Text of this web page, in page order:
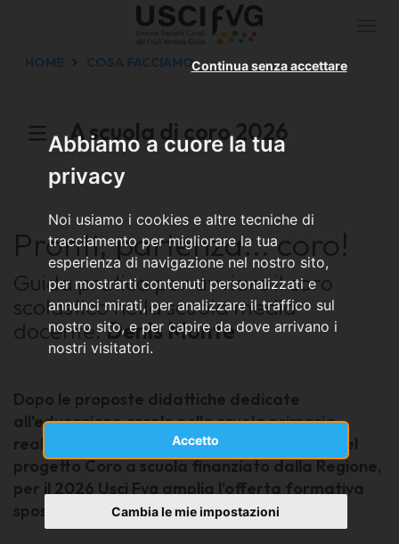
Abbiamo a cuore la tua
privacy
Noi usiamo i cookies e altre tecniche di
tracciamento per migliorare la tua
esperienza di navigazione nel nostro sito,
per mostrarti contenuti personalizzati e
annunci mirati, per analizzare il traffico sul
nostro sito, e per capire da dove arrivano i
nostri visitatori.
Accetto
Continua senza accettare
Cambia le mie impostazioni
HOME COSA FACCIAMO
A scuola di coro 2026
Pronti, partenza... coro!
Guida pratica per avviare il coro
scolastico nella scuola media
docente:Denis Monte
Dopo le proposte didattiche dedicate
all'educazione corale nella scuola primaria
realizzate negli ultimi due anni a supporto del
progetto Coro a scuola finanziato dalla Regione,
per il 2026 Usci Fvg amplia l'offerta formativa
spostando il focus sulla scuola media